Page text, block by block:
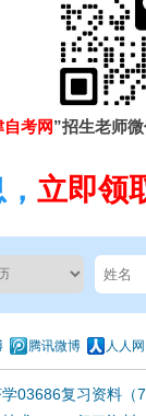
自考网”招生老师
立即领
腾讯微博 人人网
03686复习资料（7